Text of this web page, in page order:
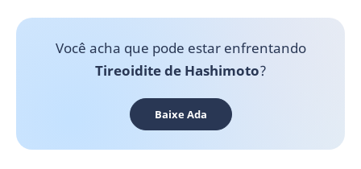
Você acha que pode estar enfrentando
Tireoidite de Hashimoto?
Baixe Ada